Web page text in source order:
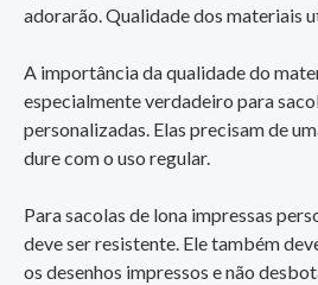
adorarão. Qualidade dos materiais
A importância da qualidade do
especialmente verdadeiro para
personalizadas. Elas precisam de
dure com o uso regular.
Para sacolas de lona impressas
deve ser resistente. Ele também
os desenhos impressos e não